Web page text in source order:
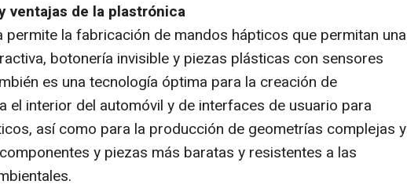
ventajas de la plastrónica
permite la fabricación de mandos hápticos que permitan una
botonería invisible y piezas plásticas con sensores
es una tecnología óptima para la creación de
el interior del automóvil y de interfaces de usuario para
así como para la producción de geometrías complejas y
y piezas más baratas y resistentes a las